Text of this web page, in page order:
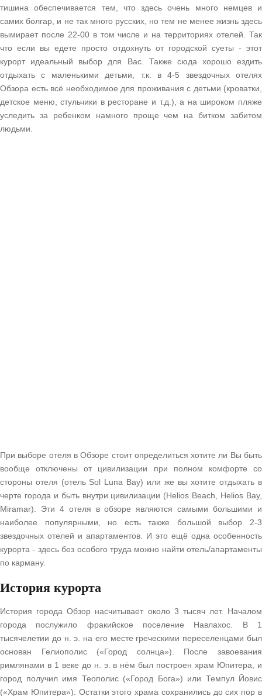
тишина обеспечивается тем, что здесь очень много немцев и
самих болгар, и не так много русских, но тем не менее жизнь здесь
вымирает после 22-00 в том числе и на территориях отелей. Так
что если вы едете просто отдохнуть от городской суеты - этот
курорт идеальный выбор для Вас. Также сюда хорошо ездить
отдыхать с маленькими детьми, т.к. в 4-5 звездочных отелях
Обзора есть всё необходимое для проживания с детьми (кроватки,
детское меню, стульчики в ресторане и т.д.), а на широком пляже
уследить за ребенком намного проще чем на битком забитом
людьми.
При выборе отеля в Обзоре стоит определиться хотите ли Вы быть
вообще отключены от цивилизации при полном комфорте со
стороны отеля (отель Sol Luna Bay) или же вы хотите отдыхать в
черте города и быть внутри цивилизации (Helios Beach, Helios Bay,
Miramar). Эти 4 отеля в обзоре являются самыми большими и
наиболее популярными, но есть также большой выбор 2-3
звездочных отелей и апартаментов. И это ещё одна особенность
курорта - здесь без особого труда можно найти отель/апартаменты
по карману.
История курорта
История города Обзор насчитывает около 3 тысяч лет. Началом
города послужило фракийское поселение Навлахос. В 1
тысячелетии до н. э. на его месте греческими переселенцами был
основан Гелиополис («Город солнца»). После завоевания
римлянами в 1 веке до н. э. в нём был построен храм Юпитера, и
город получил имя Теополис («Город Бога») или Темпул Йовис
(«Храм Юпитера»). Остатки этого храма сохранились до сих пор в